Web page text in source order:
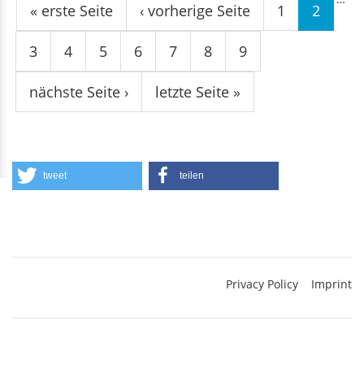
« erste Seite ‹ vorherige Seite 1 2
3 4 5 6 7 8 9
nächste Seite › letzte Seite »
Privacy Policy Imprint